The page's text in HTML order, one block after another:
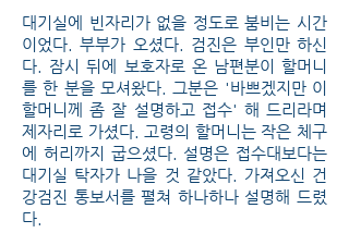
대기실에 빈자리가 없을 정도로 붐비는 시간
이었다. 부부가 오셨다. 검진은 부인만 하신
다. 잠시 뒤에 보호자로 온 남편분이 할머니
를 한 분을 모셔왔다. 그분은 '바쁘겠지만 이
할머니께 좀 잘 설명하고 접수' 해 드리라며
제자리로 가셨다. 고령의 할머니는 작은 체구
에 허리까지 굽으셨다. 설명은 접수대보다는
대기실 탁자가 나을 것 같았다. 가져오신 건
강검진 통보서를 펼쳐 하나하나 설명해 드렸
다.